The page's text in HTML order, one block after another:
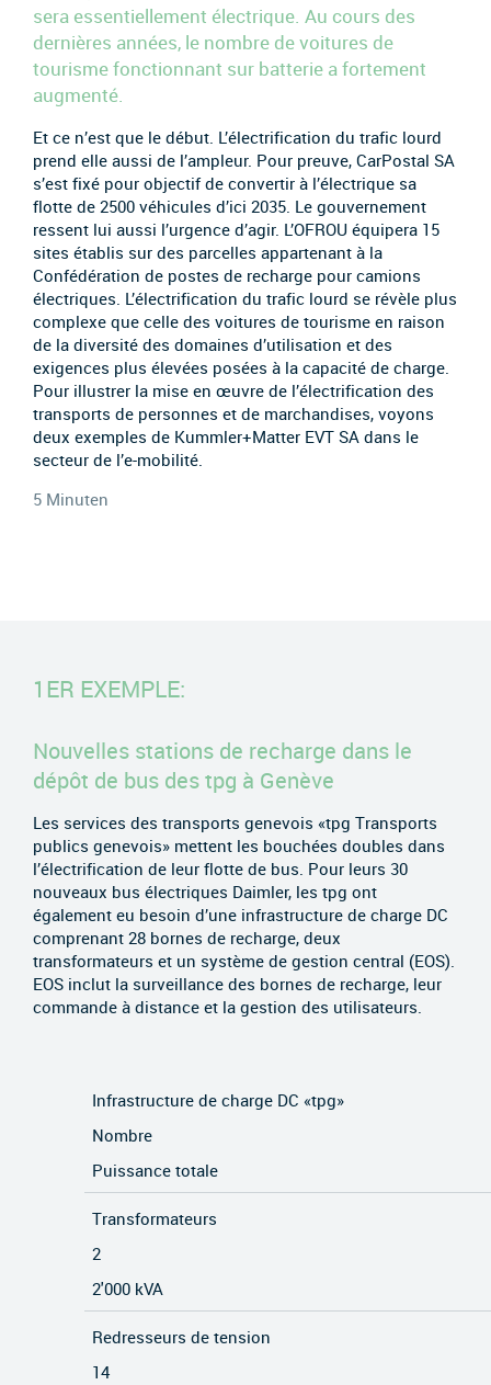
sera essentiellement électrique. Au cours des
dernières années, le nombre de voitures de
tourisme fonctionnant sur batterie a fortement
augmenté.
Et ce n’est que le début. L’électrification du trafic lourd
prend elle aussi de l’ampleur. Pour preuve, CarPostal SA
s’est fixé pour objectif de convertir à l’électrique sa
flotte de 2500 véhicules d’ici 2035. Le gouvernement
ressent lui aussi l’urgence d’agir. L’OFROU équipera 15
sites établis sur des parcelles appartenant à la
Confédération de postes de recharge pour camions
électriques. L’électrification du trafic lourd se révèle plus
complexe que celle des voitures de tourisme en raison
de la diversité des domaines d’utilisation et des
exigences plus élevées posées à la capacité de charge.
Pour illustrer la mise en œuvre de l’électrification des
transports de personnes et de marchandises, voyons
deux exemples de Kummler+Matter EVT SA dans le
secteur de l’e-mobilité.
5 Minuten
1ER EXEMPLE:
Nouvelles stations de recharge dans le
dépôt de bus des tpg à Genève
Les services des transports genevois «tpg Transports
publics genevois» mettent les bouchées doubles dans
l’électrification de leur flotte de bus. Pour leurs 30
nouveaux bus électriques Daimler, les tpg ont
également eu besoin d’une infrastructure de charge DC
comprenant 28 bornes de recharge, deux
transformateurs et un système de gestion central (EOS).
EOS inclut la surveillance des bornes de recharge, leur
commande à distance et la gestion des utilisateurs.
Infrastructure de charge DC«tpg»
Nombre
Puissance totale
Transformateurs
2
2'000 kVA
Redresseurs de tension
14